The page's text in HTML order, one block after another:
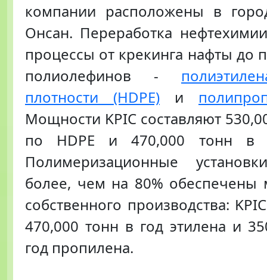
компании расположены в
Онсан. Переработка
процессы от крекинга нафты до
полиолефинов -
плотности (HDPE) и
Мощности KPIC составляют
по HDPE и 470,000 тонн в
Полимеризационные
более, чем на 80%
собственного производства:
470,000 тонн в год этилена и
год пропилена.